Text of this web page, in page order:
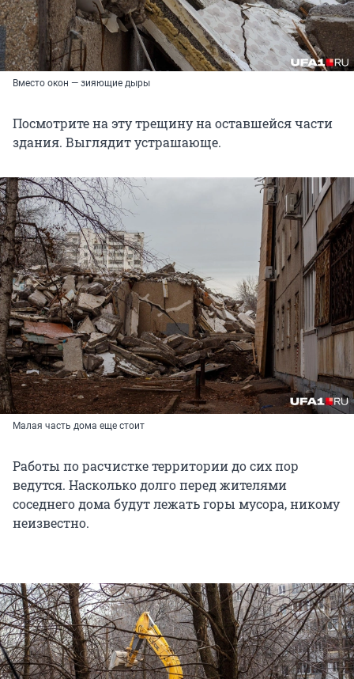
Вместо окон — зияющие дыры
Посмотрите на эту трещину на оставшейся части
здания. Выглядит устрашающе.
Малая часть дома еще стоит
Работы по расчистке территории до сих пор
ведутся. Насколько долго перед жителями
соседнего дома будут лежать горы мусора, никому
неизвестно.